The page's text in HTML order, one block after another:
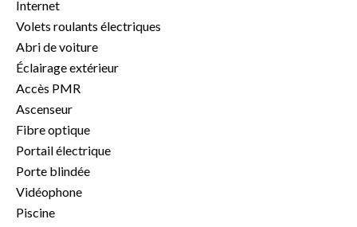
Internet
Volets roulants électriques
Abri de voiture
Éclairage extérieur
Accès PMR
Ascenseur
Fibre optique
Portail électrique
Porte blindée
Vidéophone
Piscine